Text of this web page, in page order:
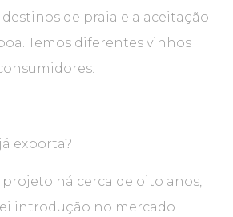
de praia e a aceitação
Temos diferentes vinhos
exporta?
projeto há cerca de oito anos,
introdução no mercado